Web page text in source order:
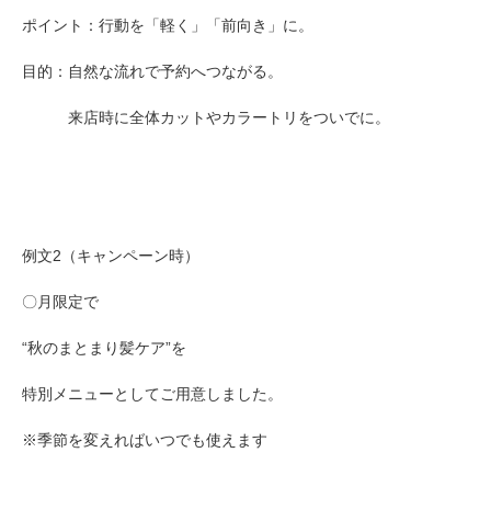
ポイント：行動を「軽く」「前向き」に。
目的：自然な流れで予約へつながる。
来店時に全体カットやカラートリをついでに。
例文2（キャンペーン時）
〇月限定で
“秋のまとまり髪ケア”を
特別メニューとしてご用意しました。
※季節を変えればいつでも使えます